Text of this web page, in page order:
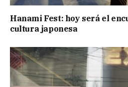
Hanami Fest: hoy será el
cultura japonesa